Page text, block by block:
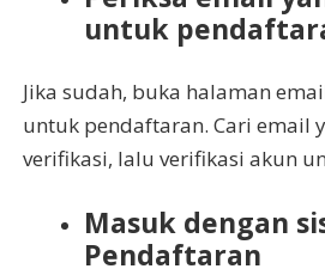
untuk
Jika sudah, buka halaman
untuk pendaftaran. Cari email
verifikasi, lalu verifikasi akun
Masuk dengan
Pendaftaran